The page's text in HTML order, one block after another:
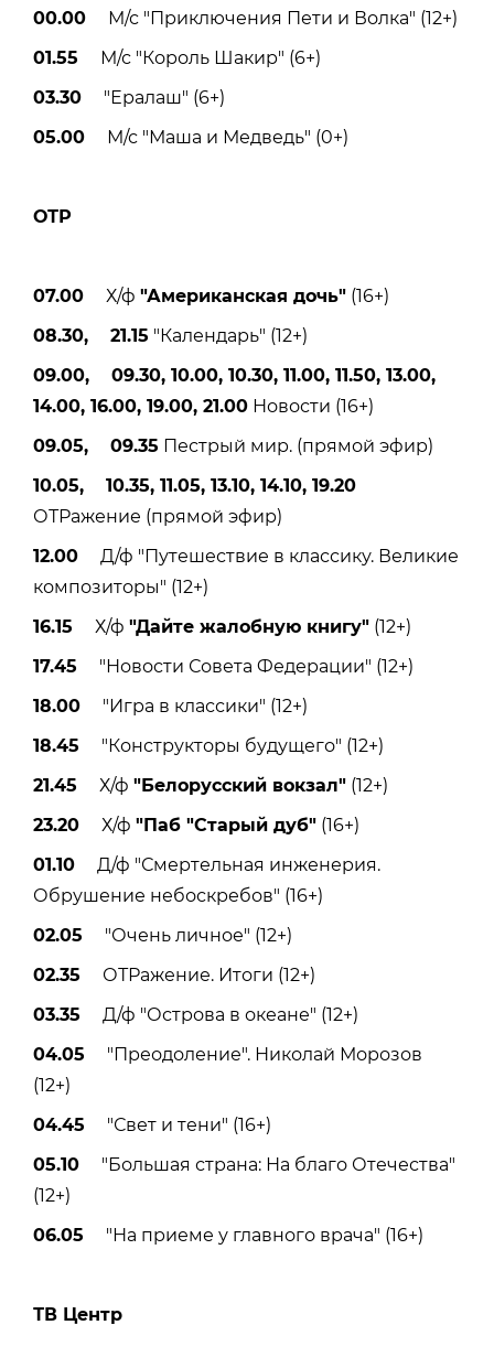
00.00 М/с "Приключения Пети и Волка" (12+)
01.55 М/с "Король Шакир" (6+)
03.30 "Ералаш" (6+)
05.00 М/с "Маша и Медведь" (0+)
ОТР
07.00 Х/ф "Американская дочь" (16+)
08.30, 21.15 "Календарь" (12+)
09.00, 09.30, 10.00, 10.30, 11.00, 11.50, 13.00,
14.00, 16.00, 19.00, 21.00 Новости (16+)
09.05, 09.35 Пестрый мир. (прямой эфир)
10.05, 10.35, 11.05, 13.10, 14.10, 19.20
ОТРажение (прямой эфир)
12.00 Д/ф "Путешествие в классику. Великие
композиторы" (12+)
16.15 Х/ф "Дайте жалобную книгу" (12+)
17.45 "Новости Совета Федерации" (12+)
18.00 "Игра в классики" (12+)
18.45 "Конструкторы будущего" (12+)
21.45 Х/ф "Белорусский вокзал" (12+)
23.20 Х/ф "Паб "Старый дуб" (16+)
01.10 Д/ф "Смертельная инженерия.
Обрушение небоскребов" (16+)
02.05 "Очень личное" (12+)
02.35 ОТРажение. Итоги (12+)
03.35 Д/ф "Острова в океане" (12+)
04.05 "Преодоление". Николай Морозов
(12+)
04.45 "Свет и тени" (16+)
05.10 "Большая страна: На благо Отечества"
(12+)
06.05 "На приеме у главного врача" (16+)
ТВ Центр